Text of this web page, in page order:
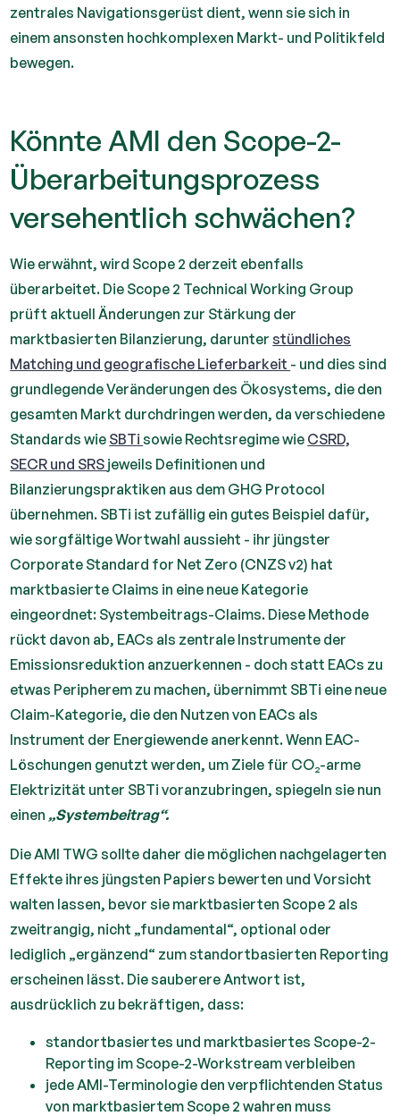
zentrales Navigationsgerüst dient, wenn sie sich in
einem ansonsten hochkomplexen Markt- und Politikfeld
bewegen.
Könnte AMI den Scope-2-
Überarbeitungsprozess
versehentlich schwächen?
Wie erwähnt, wird Scope 2 derzeit ebenfalls
überarbeitet. Die Scope 2 Technical Working Group
prüft aktuell Änderungen zur Stärkung der
marktbasierten Bilanzierung, darunterstündliches
Matching und geografische Lieferbarkeit - und dies sind
grundlegende Veränderungen des Ökosystems, die den
gesamten Markt durchdringen werden, da verschiedene
Standards wie SBTisowie Rechtsregime wie CSRD,
SECR und SRS jeweils Definitionen und
Bilanzierungspraktiken aus dem GHG Protocol
übernehmen. SBTi ist zufällig ein gutes Beispiel dafür,
wie sorgfältige Wortwahl aussieht - ihr jüngster
Corporate Standard for Net Zero (CNZS v2) hat
marktbasierte Claims in eine neue Kategorie
eingeordnet: Systembeitrags-Claims. Diese Methode
rückt davon ab, EACs als zentrale Instrumente der
Emissionsreduktion anzuerkennen - doch statt EACs zu
etwas Peripherem zu machen, übernimmt SBTi eine neue
Claim-Kategorie, die den Nutzen von EACs als
Instrument der Energiewende anerkennt. Wenn EAC-
Löschungen genutzt werden, um Ziele für CO₂-arme
Elektrizität unter SBTi voranzubringen, spiegeln sie nun
einen „Systembeitrag“.
Die AMI TWG sollte daher die möglichen nachgelagerten
Effekte ihres jüngsten Papiers bewerten und Vorsicht
walten lassen, bevor sie marktbasierten Scope 2 als
zweitrangig, nicht „fundamental“, optional oder
lediglich „ergänzend“ zum standortbasierten Reporting
erscheinen lässt. Die sauberere Antwort ist,
ausdrücklich zu bekräftigen, dass:
standortbasiertes und marktbasiertes Scope-2-
Reporting im Scope-2-Workstream verbleiben
jede AMI-Terminologie den verpflichtenden Status
von marktbasiertem Scope 2 wahren muss